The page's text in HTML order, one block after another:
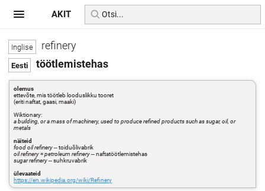
refinery
töötlemistehas
olemus
ettevõte, mis töötleb looduslikku tooret
(eriti naftat, gaasi, maaki)
Wiktionary:
a building, or a mass of machinery, used to produce refined products such as sugar, oil, or
metals
näiteid
food oil refinery-- toiduõlivabrik
oil refinery=petroleum refinery-- naftatöötlemistehas
sugar refinery-- suhkruvabrik
ülevaateid
https://en.wikipedia.org/wiki/Refinery
AKIT